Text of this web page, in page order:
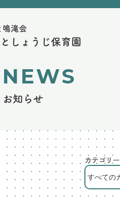
鳴滝会
しょうじ保育園
NEWS
お知らせ
カテゴリー